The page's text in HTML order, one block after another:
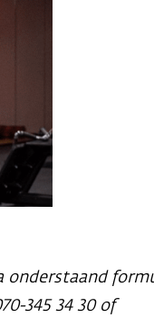
onderstaand
345 34 30 of